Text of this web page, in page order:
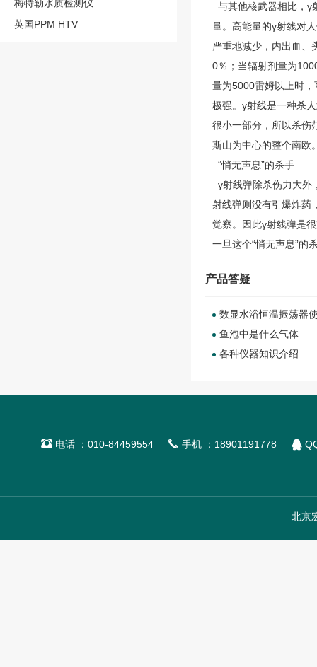
梅特勒水质检测仪
英国PPM HTV
与其他核武器相比，γ
量。高能量的γ射线对
严重地减少，内出血、
0％；当辐射剂量为
量为5000雷姆以上时
极强。γ射线是一种杀
很小一部分，所以杀伤
斯山为中心的整个南欧
“悄无声息”的杀手
γ射线弹除杀伤力大外
射线弹则没有引爆炸药
觉察。因此γ射线弹是
一旦这个“悄无声息”的
产品答疑
数显水浴恒温振荡器
鱼泡中是什么气体
各种仪器知识介绍
电话 ：010-84459554  手机 ：18901191778 
北京